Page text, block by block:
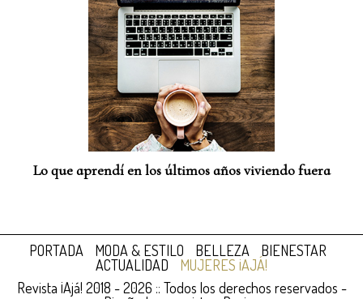
Lo que aprendí en los últimos años viviendo fuera
PORTADA MODA & ESTILO BELLEZA
BIENESTAR
ACTUALIDAD
MUJERES ¡AJÁ!
Revista ¡Ajá! 2018 - 2026 :: Todos los derechos reservados -